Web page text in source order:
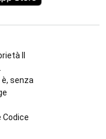
Il
senza
Codice